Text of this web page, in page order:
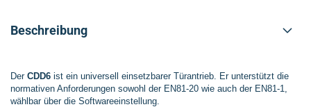
Beschreibung
Der CDD6 ist ein universell einsetzbarer Türantrieb. Er unterstützt die
normativen Anforderungen sowohl der EN81-20 wie auch der EN81-1,
wählbar über die Softwareeinstellung.